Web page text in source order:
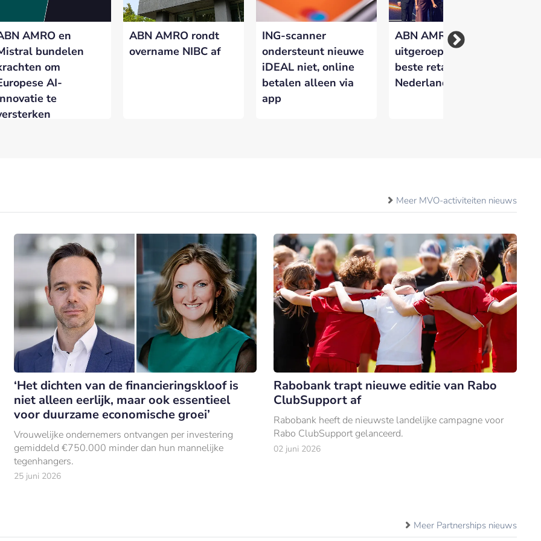
AMRO en
bundelen
om
AI-
te
ABN AMRO rondt
overname NIBC af
ING-scanner
ondersteunt nieuwe
iDEAL niet, online
betalen alleen via
app
ABN AMRO
uitgeroepen tot
beste retailbank van
Nederland
Meer MVO-activiteiten nieuws
‘Het dichten van de financieringskloof is
niet alleen eerlijk, maar ook essentieel
voor duurzame economische groei’
Vrouwelijke ondernemers ontvangen per investering
gemiddeld €750.000 minder dan hun mannelijke
tegenhangers.
25 juni 2026
Rabobank trapt nieuwe editie van Rabo
ClubSupport af
Rabobank heeft de nieuwste landelijke campagne voor
Rabo ClubSupport gelanceerd.
02 juni 2026
Meer Partnerships nieuws